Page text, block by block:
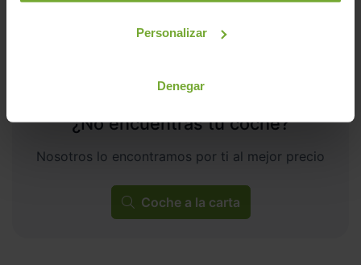
Personalizar
Denegar
¿No encuentras tu coche?
Nosotros lo encontramos por ti al mejor precio
Coche a la carta